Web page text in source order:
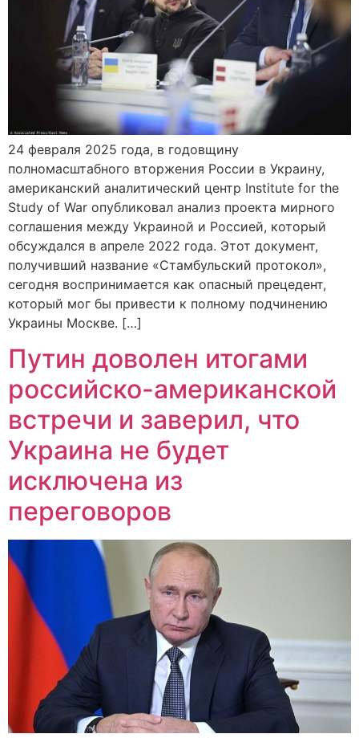
24 февраля 2025 года, в годовщину
полномасштабного вторжения России в Украину,
американский аналитический центр Institute for the
Study of War опубликовал анализ проекта мирного
соглашения между Украиной и Россией, который
обсуждался в апреле 2022 года. Этот документ,
получивший название «Стамбульский протокол»,
сегодня воспринимается как опасный прецедент,
который мог бы привести к полному подчинению
Украины Москве. […]
Путин доволен итогами
российско-американской
встречи и заверил, что
Украина не будет
исключена из
переговоров